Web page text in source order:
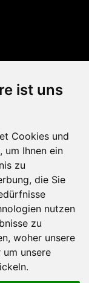
ist uns
Cookies und
um Ihnen ein
zu
die Sie
nutzen
zu
woher unsere
unsere